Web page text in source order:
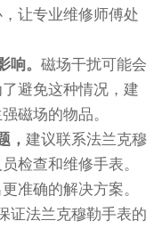
让专业维修师傅处
响。 磁场干扰可能会
避免这种情况，建
磁场的物品。
， 建议联系法兰克穆
检查和维修手表。
准确的解决方案。
证法兰克穆勒手表的